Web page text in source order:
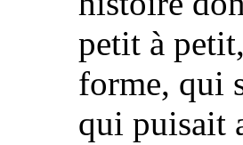
petit à
forme, qui
qui puisait